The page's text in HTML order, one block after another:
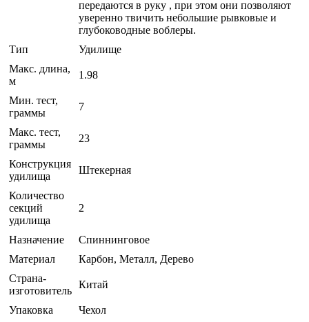
передаются в руку , при этом они позволяют
уверенно твичить небольшие рывковые и
глубоководные воблеры.
Тип
Удилище
Макс. длина,
м
1.98
Мин. тест,
граммы
7
Макс. тест,
граммы
23
Конструкция
удилища
Штекерная
Количество
секций
удилища
2
Назначение
Спиннинговое
Материал
Карбон, Металл, Дерево
Страна-
изготовитель
Китай
Упаковка
Чехол